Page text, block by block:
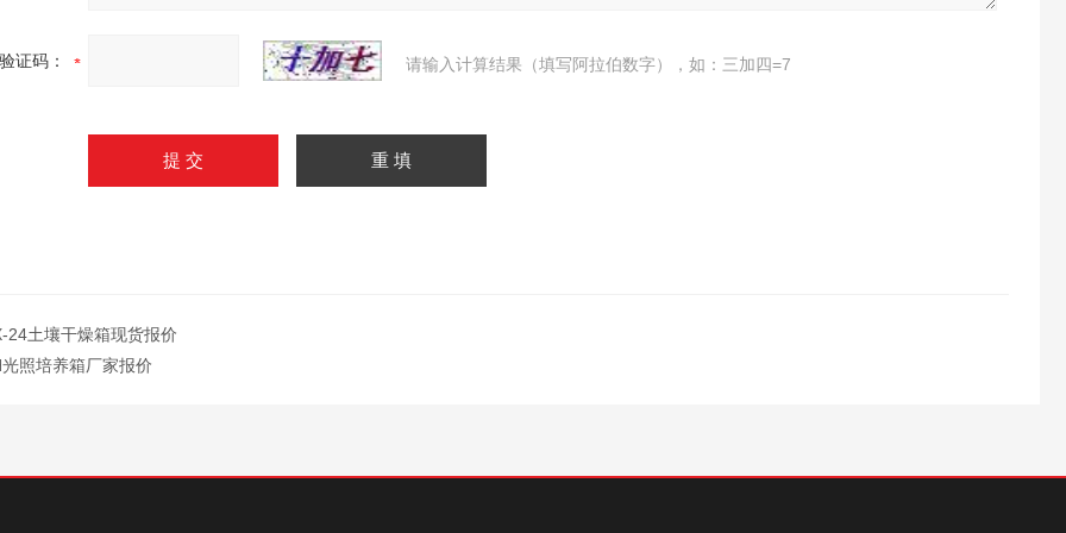
验证码： 请输入计算结果（填写阿拉伯数字），如：三加四=7
24土壤干燥箱现货报价
照培养箱厂家报价